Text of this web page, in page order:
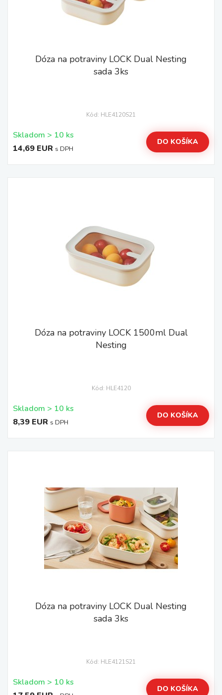
Dóza na potraviny LOCK Dual Nesting
sada 3ks
Kód: HLE4120S21
Skladom > 10 ks
14,69 EUR s DPH
DO KOŠÍKA
Dóza na potraviny LOCK 1500ml Dual
Nesting
Kód: HLE4120
Skladom > 10 ks
8,39 EUR s DPH
DO KOŠÍKA
Dóza na potraviny LOCK Dual Nesting
sada 3ks
Kód: HLE4121S21
Skladom > 10 ks
DO KOŠÍKA